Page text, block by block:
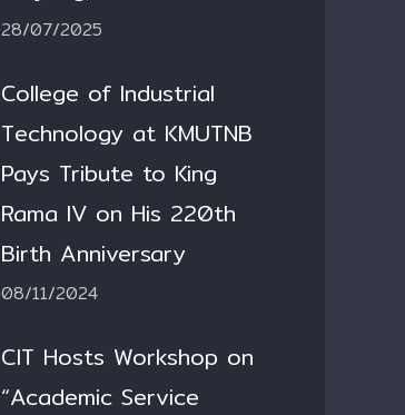
28/07/2025
College of Industrial
Technology at KMUTNB
Pays Tribute to King
Rama IV on His 220th
Birth Anniversary
08/11/2024
CIT Hosts Workshop on
“Academic Service